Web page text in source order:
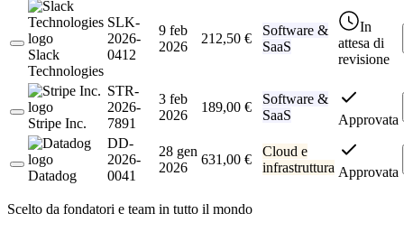
Slack
Technologies
SLK-
2026-
0412
9 feb
2026
212,50 €
Software &
SaaS
In
attesa di
revisione
Stripe Inc.
STR-
2026-
7891
3 feb
2026
189,00 €
Software &
SaaS
Approvata
Datadog
DD-
2026-
0041
28 gen
2026
631,00 €
Cloud e
infrastruttura Approvata
Scelto da fondatori e team in tutto il mondo